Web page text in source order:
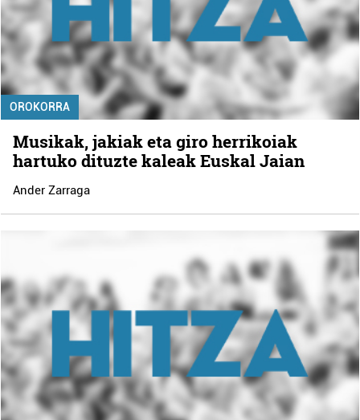
OROKORRA
Musikak, jakiak eta giro herrikoiak
hartuko dituzte kaleak Euskal Jaian
Ander Zarraga